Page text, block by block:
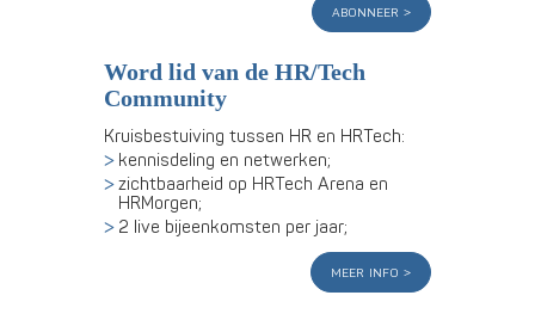
abonneer
Word lid van de HR/Tech
Community
Kruisbestuiving tussen HR en HRTech:
kennisdeling en netwerken;
zichtbaarheid op HRTech Arena en
HRMorgen;
2 live bijeenkomsten per jaar;
meer info